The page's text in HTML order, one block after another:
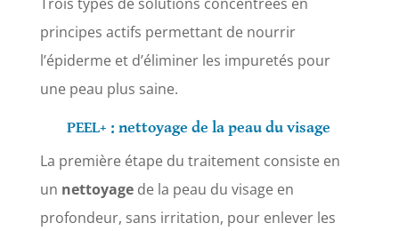
Trois types de solutions concentrées en
principes actifs permettant de nourrir
l’épiderme et d’éliminer les impuretés pour
une peau plus saine.
PEEL+ : nettoyage de la peau du visage
La première étape du traitement consiste en
un nettoyagede la peau du visage en
profondeur, sans irritation, pour enlever les